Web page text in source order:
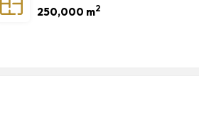
250,000 m2